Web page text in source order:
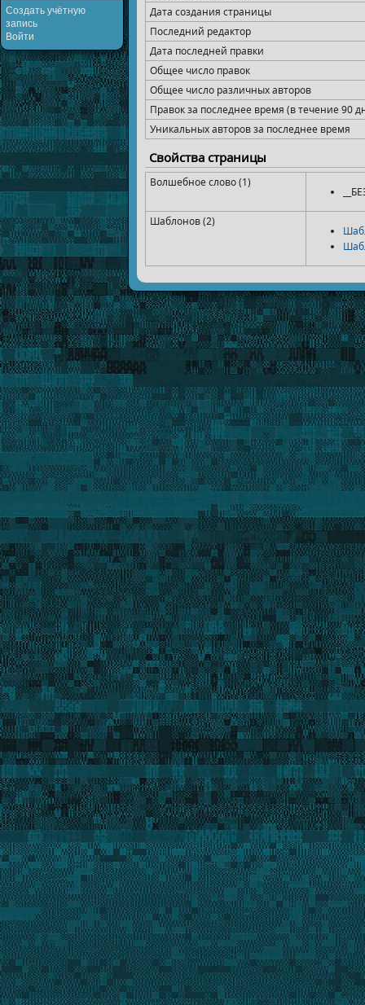
Создать учётную
запись
Войти
Дата создания страницы
Последний редактор
Дата последней правки
Общее число правок
Общее число различных авторов
Правок за последнее время (в течение 90
Уникальных авторов за последнее время
Свойства страницы
Волшебное слово (1)
Шаблонов (2)